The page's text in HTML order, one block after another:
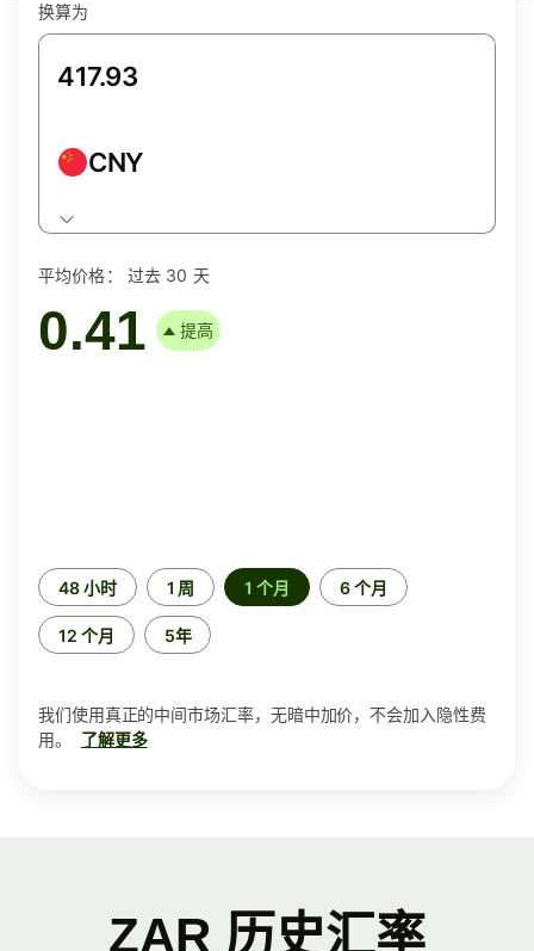
换算为
CNY
平均价格： 过去 30 天
0.41 提高
时
间
段
48 小时 1 周 1 个月 6 个月
12 个月 5年
我们使用真正的中间市场汇率，无暗中加价，不会加入隐性费
用。
了解更多
ZAR 历史汇率